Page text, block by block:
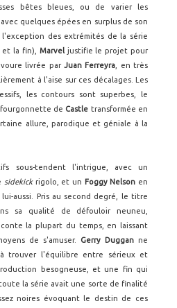
bêtes bleues, ou de varier les
quelques épées en surplus de son
l'exception des extrémités de la série
la fin), Marveljustifie le projet pour
livrée par Juan Ferreyra , en très
à l'aise sur ces décalages. Les
les contours sont superbes, le
de Castle transformée en
allure, parodique et géniale à la
sous-tendent l'intrigue, avec un
sidekickrigolo, et un Foggy Nelson en
aussi. Pris au second degré, le titre
sa qualité de défouloir neuneu,
la plupart du temps, en laissant
de s'amuser. Gerry Duggan ne
trouver l'équilibre entre sérieux et
besogneuse, et une fin qui
la série avait une sorte de finalité
noires évoquant le destin de ces